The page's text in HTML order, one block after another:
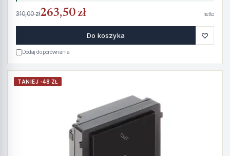
310,00 zł263,50 zł netto
Do koszyka ♡
Dodaj do porównania
TANIEJ -48 ZŁ